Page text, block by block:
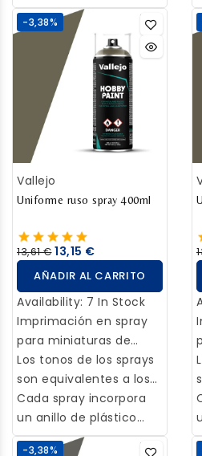
en miniaturas de metal,
plástico o resina. Seca
rápidamente
ofreciendo un perfecto
acabado mate y
autonivelante que
respeta y resalta hasta
el mínimo detalle de las
maquetas y las
miniaturas.
gamas de colores para
uso a pincel cómo
Game Color o Model
Color, así se puedan
combinar ambas
técnicas de pintura.
para una correcta
identificación del
mismo, así como 2
difusores: un difusor de
precisión,
especialmente
recomendado para
trabajos de detalle y un
difusor medio,
recomendado para
trazos más gruesos y
amplias.
-3,38%
Vallejo
Uniforme ruso spray 400ml
13,61 € 13,15 €
AÑADIR AL CARRITO
Availability: 7 In Stock
Imprimación en spray
para miniaturas de
metal, plástico y resina,
con elevada
concentración de
pigmento para su uso
en miniaturas de metal,
Los tonos de los sprays
son equivalentes a los
de su color
correspondiente en las
gamas de colores para
Cada spray incorpora
un anillo de plástico
para una correcta
-3,38%